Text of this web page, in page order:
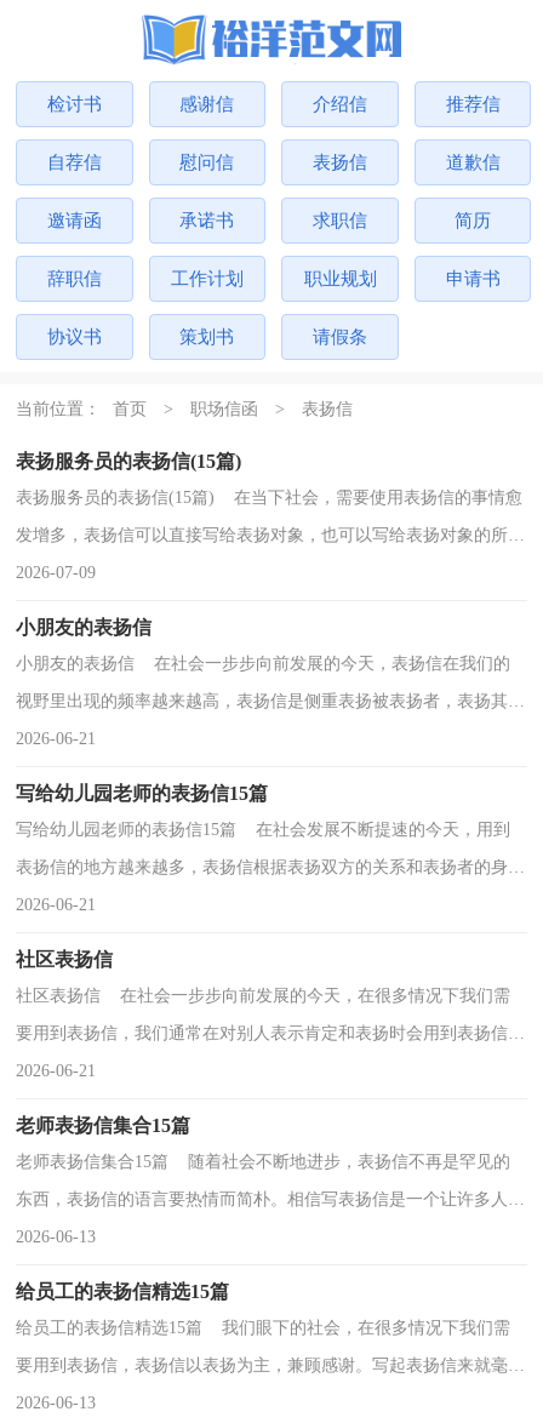
检讨书 感谢信 介绍信 推荐信
自荐信 慰问信 表扬信 道歉信
邀请函 承诺书 求职信 简历
辞职信 工作计划 职业规划 申请书
协议书 策划书 请假条
当前位置： 首页 > 职场信函 > 表扬信
表扬服务员的表扬信(15篇)
表扬服务员的表扬信(15篇) 在当下社会，需要使用表扬信的事情愈
发增多，表扬信可以直接写给表扬对象，也可以写给表扬对象的所属
单位，还可以写给报刊社、电台、电视台等新闻媒体...
2026-07-09
小朋友的表扬信
小朋友的表扬信 在社会一步步向前发展的今天，表扬信在我们的
视野里出现的频率越来越高，表扬信是侧重表扬被表扬者，表扬其做
了什么好事，可以不是当事人自己写。相信写表扬信是...
2026-06-21
写给幼儿园老师的表扬信15篇
写给幼儿园老师的表扬信15篇 在社会发展不断提速的今天，用到
表扬信的地方越来越多，表扬信根据表扬双方的关系和表扬者的身份
不同，也有着不同的种类。写起表扬信来就毫无头绪...
2026-06-21
社区表扬信
社区表扬信 在社会一步步向前发展的今天，在很多情况下我们需
要用到表扬信，我们通常在对别人表示肯定和表扬时会用到表扬信。
如何写一份恰当的表扬信呢？下面是小编精心整理的...
2026-06-21
老师表扬信集合15篇
老师表扬信集合15篇 随着社会不断地进步，表扬信不再是罕见的
东西，表扬信的语言要热情而简朴。相信写表扬信是一个让许多人都
头痛的问题，下面是小编帮大家整理的老师表扬信，仅...
2026-06-13
给员工的表扬信精选15篇
给员工的表扬信精选15篇 我们眼下的社会，在很多情况下我们需
要用到表扬信，表扬信以表扬为主，兼顾感谢。写起表扬信来就毫无
头绪？下面是小编整理的给员工的表扬信，欢迎大家借鉴...
2026-06-13